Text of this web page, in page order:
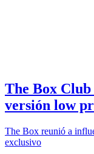
The Box
versión low
The Box reunió a
exclusivo